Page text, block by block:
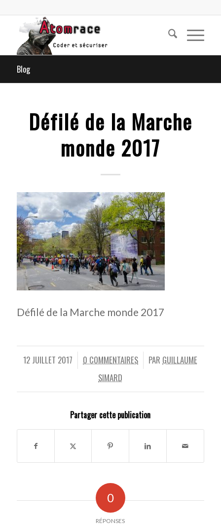
Blog
Défilé de la Marche
monde 2017
Défilé de la Marche monde 2017
12 JUILLET 2017
/ 0 COMMENTAIRES
/ PAR GUILLAUME
SIMARD
Partager cette publication
0
RÉPONSES